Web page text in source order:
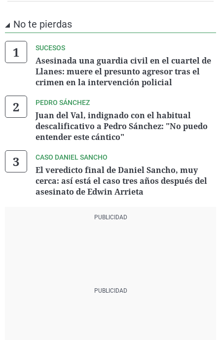
No te pierdas
SUCESOS
Asesinada una guardia civil en el cuartel de
Llanes: muere el presunto agresor tras el
crimen en la intervención policial
PEDRO SÁNCHEZ
Juan del Val, indignado con el habitual
descalificativo a Pedro Sánchez: "No puedo
entender este cántico"
CASO DANIEL SANCHO
El veredicto final de Daniel Sancho, muy
cerca: así está el caso tres años después del
asesinato de Edwin Arrieta